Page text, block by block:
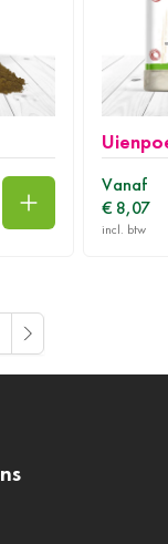
In winkelwagen
Vanaf
€ 8,07
pagina